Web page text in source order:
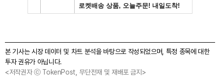
본 기사는 시장 데이터 및 차트 분석을 바탕으로 작성되었으며, 특정 종목에 대한
투자 권유가 아닙니다.
<저작권자 ⓒ TokenPost, 무단전재 및 재배포 금지>